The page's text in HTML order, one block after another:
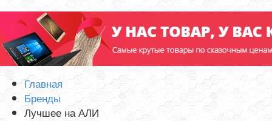
Главная
Бренды
Лучшее на АЛИ